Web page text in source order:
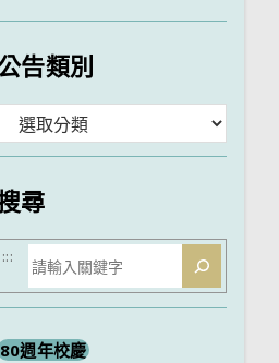
告類別
尋
搜
:::
80週年校慶